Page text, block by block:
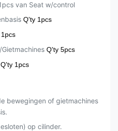
van Seat w/control
Q'ty 1pcs
Q'ty 5pcs
Q'ty 1pcs
bewegingen of gietmachines
op cilinder.